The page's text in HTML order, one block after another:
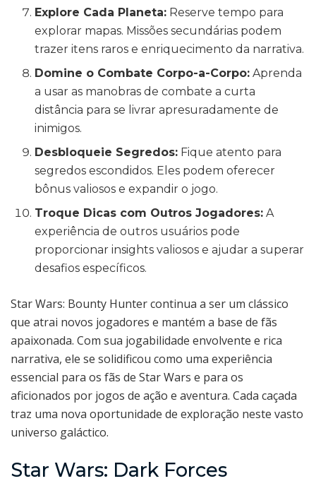
Explore Cada Planeta: Reserve tempo para
explorar mapas. Missões secundárias podem
trazer itens raros e enriquecimento da narrativa.
Domine o Combate Corpo-a-Corpo: Aprenda
a usar as manobras de combate a curta
distância para se livrar apresuradamente de
inimigos.
Desbloqueie Segredos: Fique atento para
segredos escondidos. Eles podem oferecer
bônus valiosos e expandir o jogo.
Troque Dicas com Outros Jogadores: A
experiência de outros usuários pode
proporcionar insights valiosos e ajudar a superar
desafios específicos.
Star Wars: Bounty Hunter continua a ser um clássico
que atrai novos jogadores e mantém a base de fãs
apaixonada. Com sua jogabilidade envolvente e rica
narrativa, ele se solidificou como uma experiência
essencial para os fãs de Star Wars e para os
aficionados por jogos de ação e aventura. Cada caçada
traz uma nova oportunidade de exploração neste vasto
universo galáctico.
Star Wars: Dark Forces